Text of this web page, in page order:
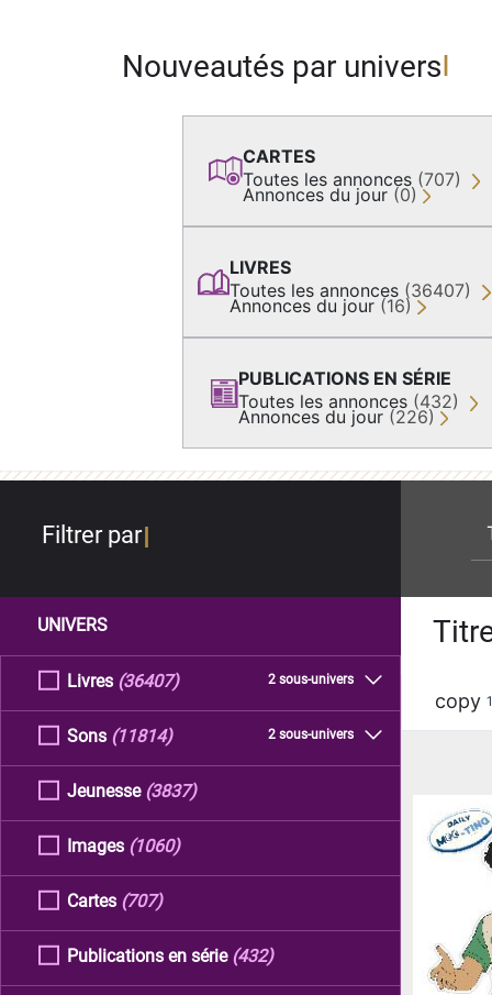
Nouveautés par univers
CARTES
Toutes les annonces (707)
Annonces du jour (0)
LIVRES
Toutes les annonces (36407)
Annonces du jour (16)
PUBLICATIONS EN SÉRIE
Toutes les annonces (432)
Annonces du jour (226)
Filtrer par
UNIVERS
Livres 2 sous-univers
(36407)
Sons 2 sous-univers
(11814)
Jeunesse (3837)
Images (1060)
Cartes (707)
Publications en série (432)
copy